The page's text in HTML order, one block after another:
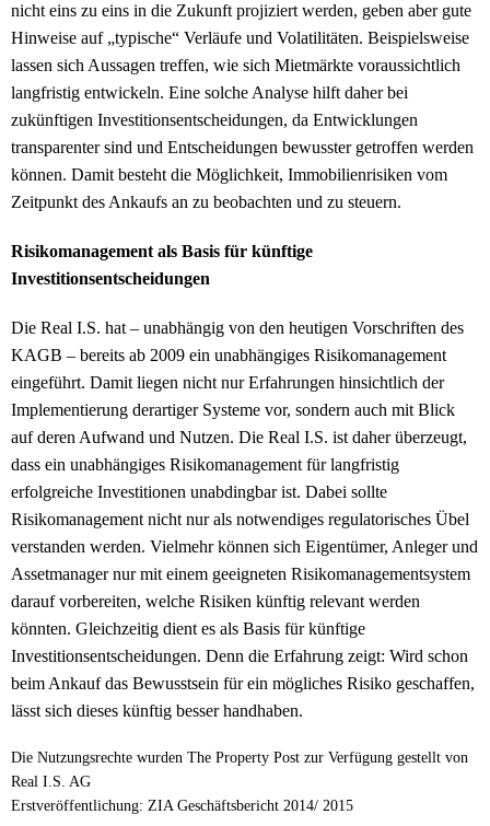
nicht eins zu eins in die Zukunft projiziert werden, geben aber gute
Hinweise auf „typische“ Verläufe und Volatilitäten. Beispielsweise
lassen sich Aussagen treffen, wie sich Mietmärkte voraussichtlich
langfristig entwickeln. Eine solche Analyse hilft daher bei
zukünftigen Investitionsentscheidungen, da Entwicklungen
transparenter sind und Entscheidungen bewusster getroffen werden
können. Damit besteht die Möglichkeit, Immobilienrisiken vom
Zeitpunkt des Ankaufs an zu beobachten und zu steuern.
Risikomanagement als Basis für künftige
Investitionsentscheidungen
Die Real I.S. hat – unabhängig von den heutigen Vorschriften des
KAGB – bereits ab 2009 ein unabhängiges Risikomanagement
eingeführt. Damit liegen nicht nur Erfahrungen hinsichtlich der
Implementierung derartiger Systeme vor, sondern auch mit Blick
auf deren Aufwand und Nutzen. Die Real I.S. ist daher überzeugt,
dass ein unabhängiges Risikomanagement für langfristig
erfolgreiche Investitionen unabdingbar ist. Dabei sollte
Risikomanagement nicht nur als notwendiges regulatorisches Übel
verstanden werden. Vielmehr können sich Eigentümer, Anleger und
Assetmanager nur mit einem geeigneten Risikomanagementsystem
darauf vorbereiten, welche Risiken künftig relevant werden
könnten. Gleichzeitig dient es als Basis für künftige
Investitionsentscheidungen. Denn die Erfahrung zeigt: Wird schon
beim Ankauf das Bewusstsein für ein mögliches Risiko geschaffen,
lässt sich dieses künftig besser handhaben.
Die Nutzungsrechte wurden The Property Post zur Verfügung gestellt von
Real I.S. AG
Erstveröffentlichung: ZIA Geschäftsbericht 2014/ 2015